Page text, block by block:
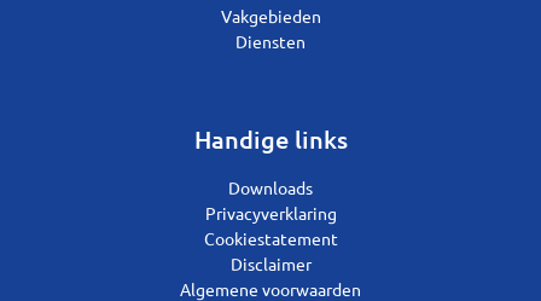
Vakgebieden
Diensten
Handige links
Downloads
Privacyverklaring
Cookiestatement
Disclaimer
Algemene voorwaarden